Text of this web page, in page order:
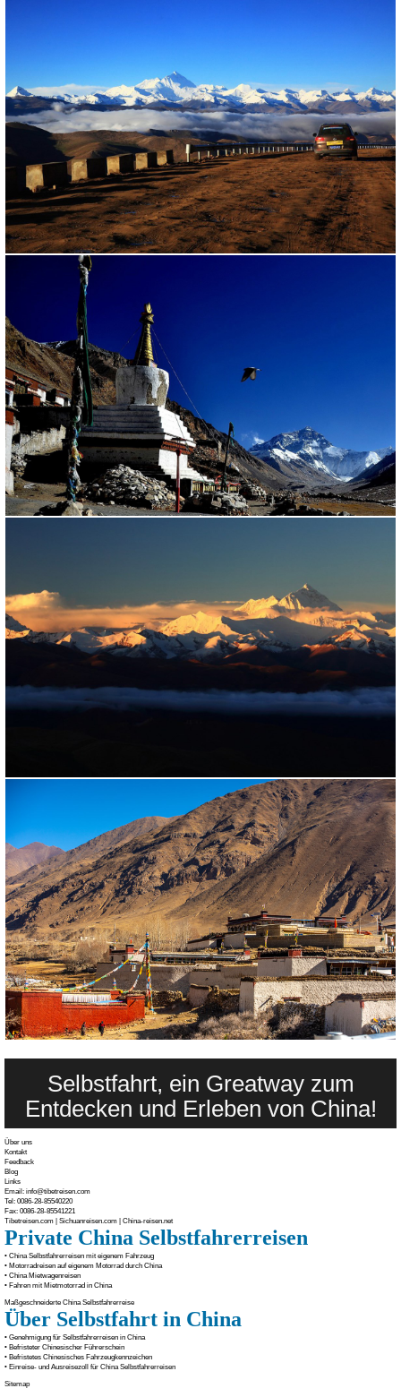
Selbstfahrt, ein Greatway zum
Entdecken und Erleben von China!
Über uns
Kontakt
Feedback
Blog
Links
Email: info@tibetreisen.com
Tel: 0086-28-85540220
Fax: 0086-28-85541221
Tibetreisen.com | Sichuanreisen.com | China-reisen.net
Private China Selbstfahrerreisen
• China Selbstfahrerreisen mit eigenem Fahrzeug
• Motorradreisen auf eigenem Motorrad durch China
• China Mietwagenreisen
• Fahren mit Mietmotorrad in China
Maßgeschneiderte China Selbstfahrerreise
Über Selbstfahrt in China
• Genehmigung für Selbstfahrerreisen in China
• Befristeter Chinesischer Führerschein
• Befristetes Chinesisches Fahrzeugkennzeichen
• Einreise- und Ausreisezoll für China Selbstfahrerreisen
Sitemap